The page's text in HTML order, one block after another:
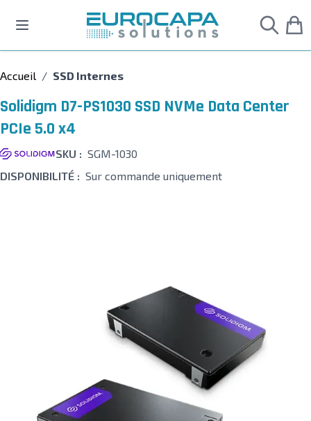
Accueil / SSD Internes
Solidigm D7-PS1030 SSD NVMe Data Center
PCIe 5.0 x4
SKU : SGM-1030
DISPONIBILITÉ : Sur commande uniquement